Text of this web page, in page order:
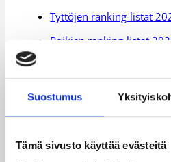
Suostumus
Tämä sivusto käyttää evästeitä
Tyttöjen ranking-listat
Poikien ranking-listat
15-vuotiaiden Robert